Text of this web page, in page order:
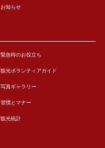
お知らせ
緊急時のお役立ち
観光ボランティアガイド
写真ギャラリー
習慣とマナー
観光統計